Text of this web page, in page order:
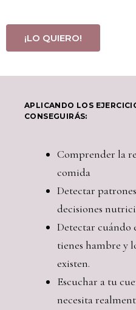
¡LO QUIERO!
APLICANDO LOS
CONSEGUIRÁS:
Comprender la
comida
Detectar
decisiones
Detectar cuándo
tienes hambre y
existen.
Escuchar a tu
necesita